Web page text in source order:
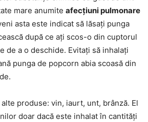
mare anumite afecțiuni pulmonare
asta este indicat să lăsați punga
după ce ați scos-o din cuptorul
de a o deschide. Evitați să inhalați
punga de popcorn abia scoasă din
produse: vin, iaurt, unt, brânză. El
doar dacă este inhalat în cantități